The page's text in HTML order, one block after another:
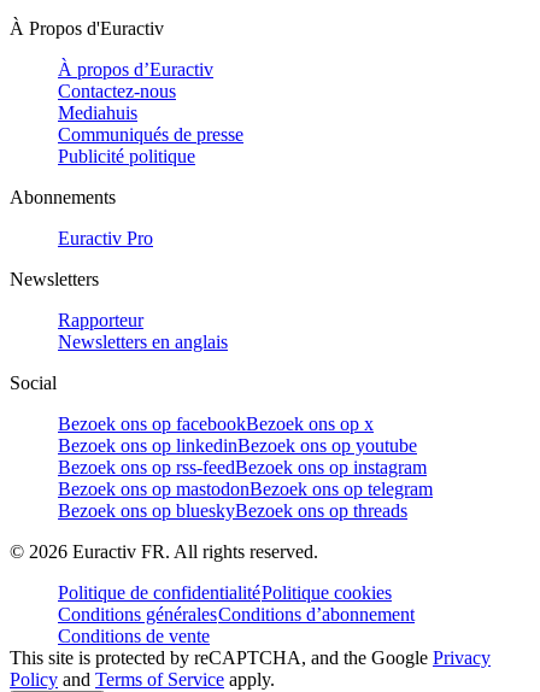
À Propos d'Euractiv
À propos d’Euractiv
Contactez-nous
Mediahuis
Communiqués de presse
Publicité politique
Abonnements
Euractiv Pro
Newsletters
Rapporteur
Newsletters en anglais
Social
Bezoek ons op facebookBezoek ons op x
Bezoek ons op linkedinBezoek ons op youtube
Bezoek ons op rss-feedBezoek ons op instagram
Bezoek ons op mastodonBezoek ons op telegram
Bezoek ons op blueskyBezoek ons op threads
© 2026 Euractiv FR. All rights reserved.
Politique de confidentialitéPolitique cookies
Conditions généralesConditions d’abonnement
Conditions de vente
This site is protected by reCAPTCHA, and the Google Privacy
Policy and Terms of Service apply.